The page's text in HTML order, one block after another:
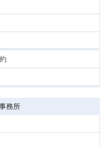
務所